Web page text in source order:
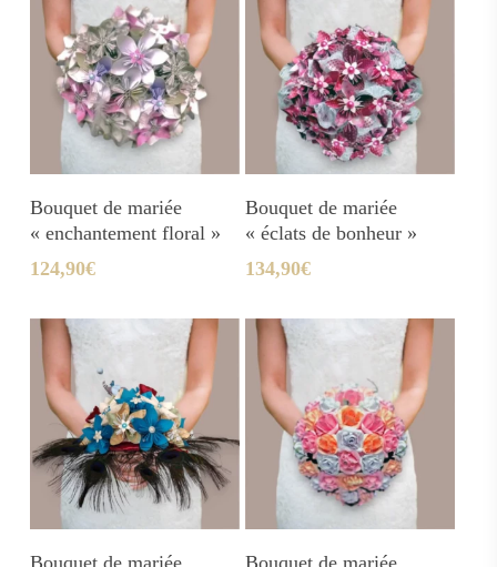
Ajouter Au Panier
Bouquet de mariée
« enchantement floral »
124,90€
Ajouter Au Panier
Bouquet de mariée
« éclats de bonheur »
134,90€
Ajouter Au Panier
Bouquet de mariée
Ajouter Au Panier
Bouquet de mariée